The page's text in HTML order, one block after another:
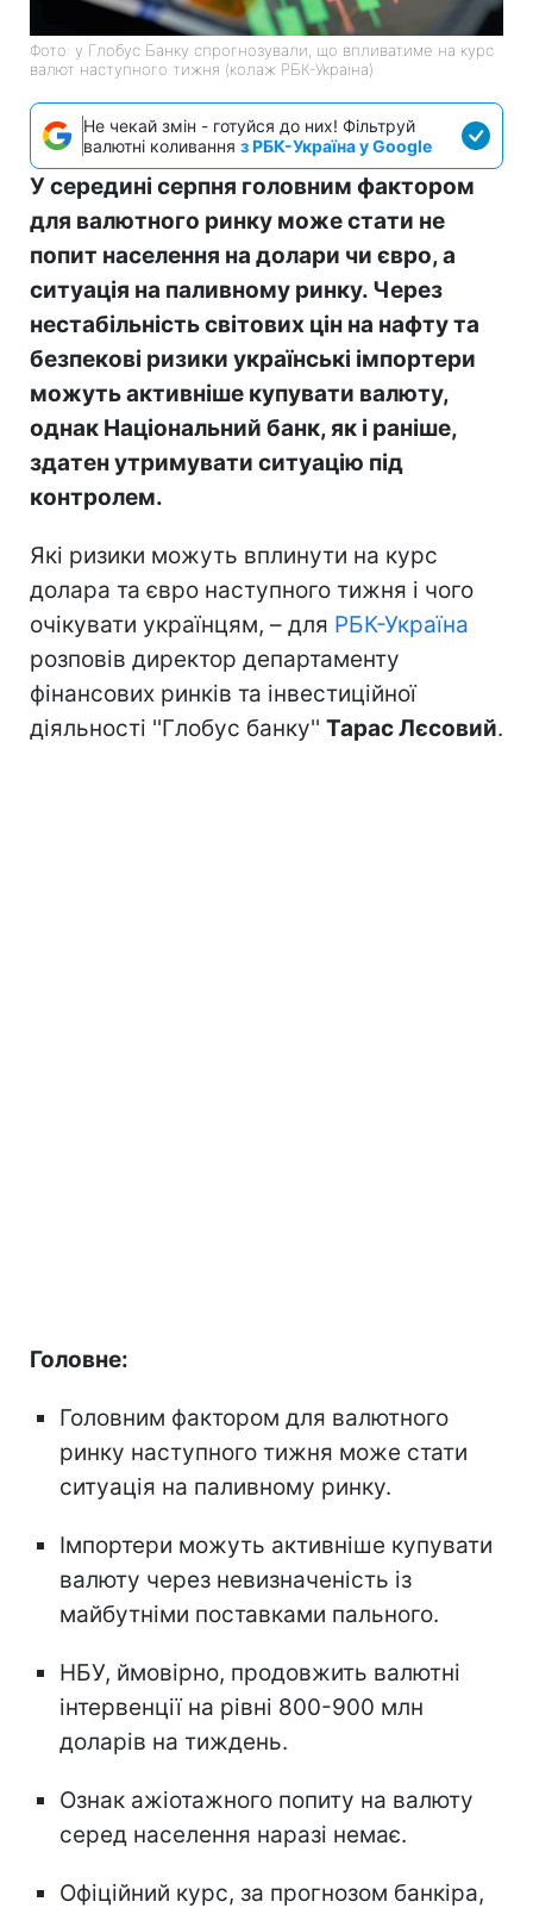
Фото: у Глобус Банку спрогнозували, що впливатиме на курс
валют наступного тижня (колаж РБК-Україна)
Не чекай змін - готуйся до них! Фільтруй
валютні коливання з РБК-Україна у Google
У середині серпня головним фактором
для валютного ринку може стати не
попит населення на долари чи євро, а
ситуація на паливному ринку. Через
нестабільність світових цін на нафту та
безпекові ризики українські імпортери
можуть активніше купувати валюту,
однак Національний банк, як і раніше,
здатен утримувати ситуацію під
контролем.
Які ризики можуть вплинути на курс
долара та євро наступного тижня і чого
очікувати українцям, – для РБК-Україна
розповів директор департаменту
фінансових ринків та інвестиційної
діяльності ''Глобус банку'' Тарас Лєсовий.
Головне:
Головним фактором для валютного
ринку наступного тижня може стати
ситуація на паливному ринку.
Імпортери можуть активніше купувати
валюту через невизначеність із
майбутніми поставками пального.
НБУ, ймовірно, продовжить валютні
інтервенції на рівні 800-900 млн
доларів на тиждень.
Ознак ажіотажного попиту на валюту
серед населення наразі немає.
Офіційний курс, за прогнозом банкіра,